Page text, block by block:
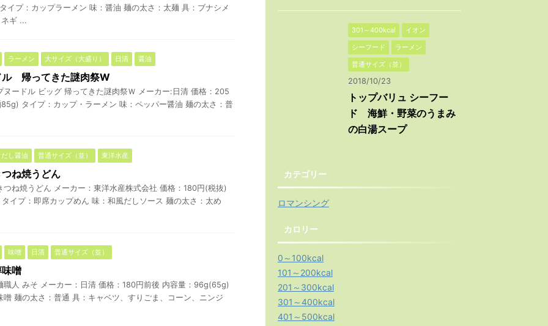
イプ：カップラーメン 味：醤油 麺の太さ：太麺 具：ブナシメ
ギ ...
ラーメン 大サイズ（大盛り） 日清 醤油
帰ってきた謎肉祭W
ヌードル ビッグ 帰ってきた謎肉祭Ｗ メーカー:日清 価格：205
タイプ：カップ・ラーメン 味：ペッパー醤油 麺の太さ：普
だし醤油 普通サイズ（並） 東洋水産
ね焼うどん
つね焼うどん メーカー：東洋水産株式会社 価格：180円(税抜)
イプ：即席カップめん 味：和風だしソース 麺の太さ：太め
味噌 日清 普通サイズ（並）
噌
職人 みそ メーカー：日清 価格：180円前後 内容量：96g(65g)
噌 麺の太さ：普通 具：キャベツ、すりごま、コーン、ニンジ
301～400kcal
イオン
シーフード
ラーメン
普通サイズ（並）
2018/10/23
トップバリュ シーフー
ド 海鮮・野菜のうまみ
の白湯スープ
カテゴリー
ロマンシング
カロリー
0～100kcal
101～200kcal
201～300kcal
301～400kcal
401～500kcal